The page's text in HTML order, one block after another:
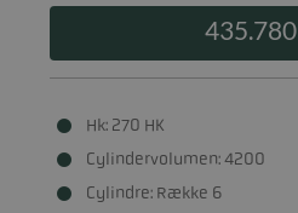
435.780
Hk: 270 HK
Cylindervolumen: 4200
Cylindre: Række 6